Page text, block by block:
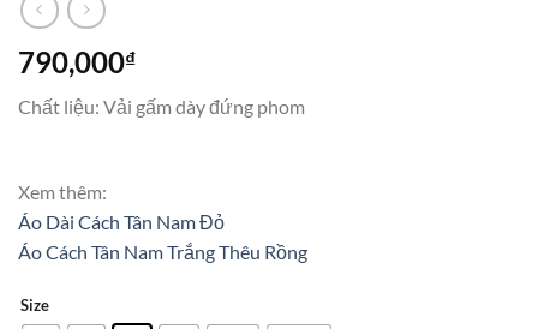
790,000₫
Chất liệu: Vải gấm dày đứng phom
Xem thêm:
Áo Dài Cách Tân Nam Đỏ
Áo Cách Tân Nam Trắng Thêu Rồng
Size